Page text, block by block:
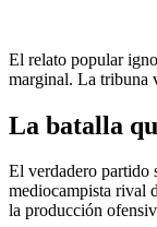
El relato popular
marginal. La tribuna
La batalla
El verdadero partido
mediocampista rival
la producción